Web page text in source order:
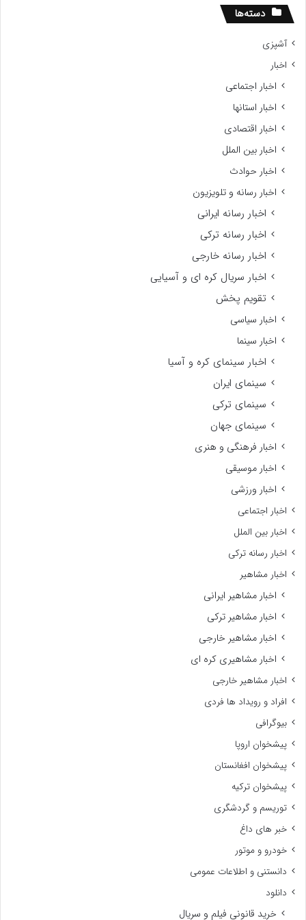
دسته‌ها
آشپزی
اخبار
اخبار اجتماعی
اخبار استانها
اخبار اقتصادی
اخبار بین الملل
اخبار حوادث
اخبار رسانه و تلویزیون
اخبار رسانه ایرانی
اخبار رسانه ترکی
اخبار رسانه خارجی
اخبار سریال کره ای و آسیایی
تقویم پخش
اخبار سیاسی
اخبار سینما
اخبار سینمای کره و آسیا
سینمای ایران
سینمای ترکی
سینمای جهان
اخبار فرهنگی و هنری
اخبار موسیقی
اخبار ورزشی
اخبار اجتماعی
اخبار بین الملل
اخبار رسانه ترکی
اخبار مشاهیر
اخبار مشاهیر ایرانی
اخبار مشاهیر ترکی
اخبار مشاهیر خارجی
اخبار مشاهیری کره ای
اخبار مشاهیر خارجی
افراد و رویداد ها فردی
بیوگرافی
پیشخوان اروپا
پیشخوان افغانستان
پیشخوان ترکیه
توریسم و گردشگری
خبر های داغ
خودرو و موتور
دانستنی و اطلاعات عمومی
دانلود
خرید قانونی فیلم و سریال